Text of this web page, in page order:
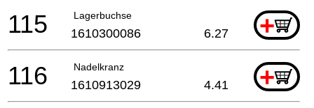
Lagerbuchse +
115 1610300086 6.27
Nadelkranz +
116 1610913029 4.41